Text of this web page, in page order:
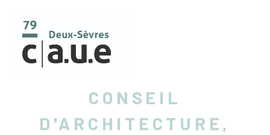
CONSEIL
D'ARCHITECTURE,